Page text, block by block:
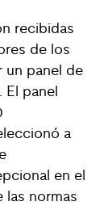
recibidas
de los
un panel de
panel
a
en el
las normas